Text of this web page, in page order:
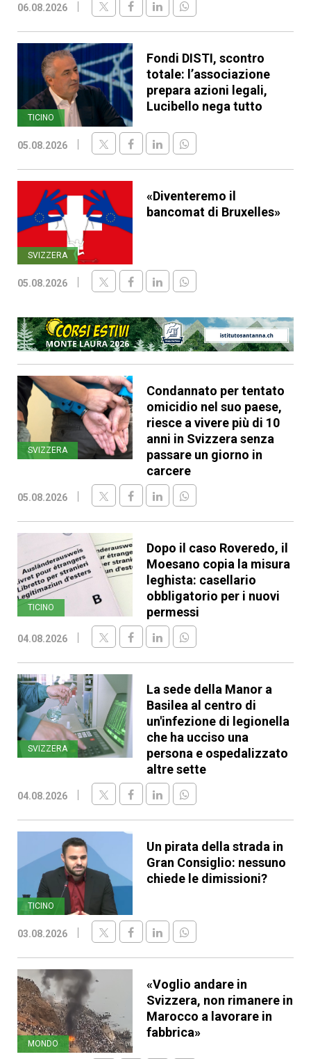
06.08.2026
TICINO
Fondi DISTI, scontro
totale: l’associazione
prepara azioni legali,
Lucibello nega tutto
05.08.2026
SVIZZERA
«Diventeremo il
bancomat di Bruxelles»
05.08.2026
SVIZZERA
Condannato per tentato
omicidio nel suo paese,
riesce a vivere più di 10
anni in Svizzera senza
passare un giorno in
carcere
05.08.2026
TICINO
Dopo il caso Roveredo, il
Moesano copia la misura
leghista: casellario
obbligatorio per i nuovi
permessi
04.08.2026
SVIZZERA
La sede della Manor a
Basilea al centro di
un'infezione di legionella
che ha ucciso una
persona e ospedalizzato
altre sette
04.08.2026
TICINO
Un pirata della strada in
Gran Consiglio: nessuno
chiede le dimissioni?
03.08.2026
MONDO
«Voglio andare in
Svizzera, non rimanere in
Marocco a lavorare in
fabbrica»